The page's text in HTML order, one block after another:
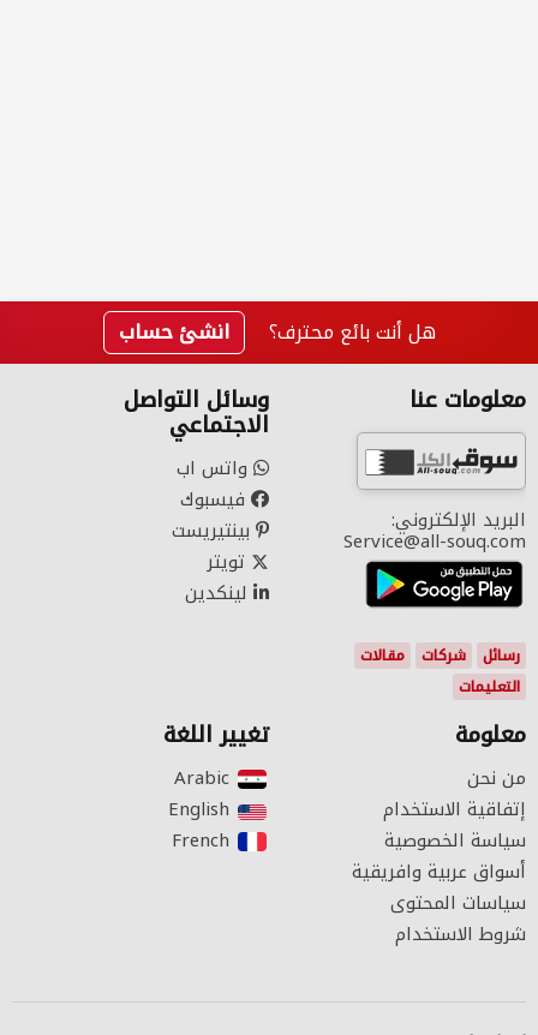
هل أنت بائع محترف؟ انشئ حساب
معلومات عنا
البريد الإلكتروني:
Service@all-souq.com
رسائل شركات
مقالات
التعليمات
وسائل التواصل
الاجتماعي
واتس اب
فيسبوك
بينتيريست
تويتر
لينكدين
معلومة
من نحن
إتفاقية الاستخدام
سياسة الخصوصية
أسواق عربية وافريقية
سياسات المحتوى
شروط الاستخدام
تغيير اللغة
Arabic‎
English‎
French‎